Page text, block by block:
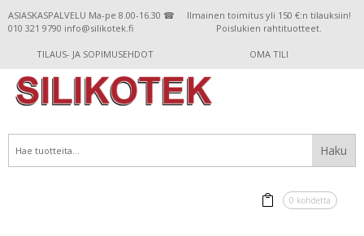
ASIASKASPALVELU Ma-pe 8.00-16.30 ☎
010 321 9790 info@silikotek.fi
Ilmainen toimitus yli 150 €:n tilauksiin!
Poislukien rahtituotteet.
TILAUS- JA SOPIMUSEHDOT OMA TILI
0 kohdetta